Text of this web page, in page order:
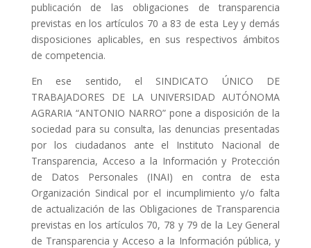
publicación de las obligaciones de transparencia
previstas en los artículos 70 a 83 de esta Ley y demás
disposiciones aplicables, en sus respectivos ámbitos
de competencia.
En ese sentido, el SINDICATO ÚNICO DE
TRABAJADORES DE LA UNIVERSIDAD AUTÓNOMA
AGRARIA “ANTONIO NARRO” pone a disposición de la
sociedad para su consulta, las denuncias presentadas
por los ciudadanos ante el Instituto Nacional de
Transparencia, Acceso a la Información y Protección
de Datos Personales (INAI) en contra de esta
Organización Sindical por el incumplimiento y/o falta
de actualización de las Obligaciones de Transparencia
previstas en los artículos 70, 78 y 79 de la Ley General
de Transparencia y Acceso a la Información pública, y